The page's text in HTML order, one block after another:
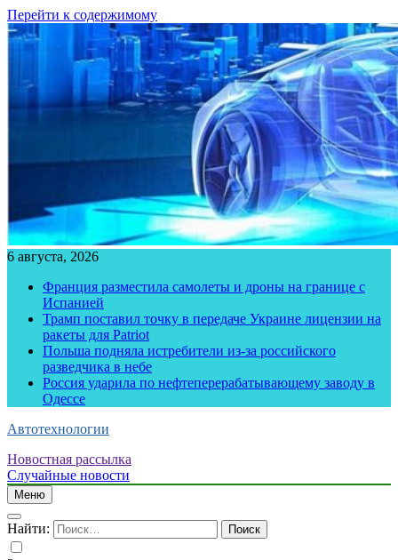
Перейти к содержимому
6 августа, 2026
Франция разместила самолеты и дроны на границе с
Испанией
Трамп поставил точку в передаче Украине лицензии на
ракеты для Patriot
Польша подняла истребители из-за российского
разведчика в небе
Россия ударила по нефтеперерабатывающему заводу в
Одессе
Автотехнологии
Новостная рассылка
Случайные новости
Меню
Найти: